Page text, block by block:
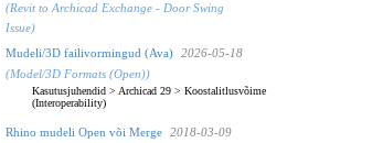
(Revit to Archicad Exchange - Door Swing
Issue)
Mudeli/3D failivormingud (Ava)
2026-05-18
(Model/3D Formats (Open))
Kasutusjuhendid > Archicad 29 > Koostalitlusvõime
(Interoperability)
Rhino mudeli Open või Merge
2018-03-09